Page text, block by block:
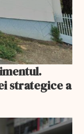
strategice a